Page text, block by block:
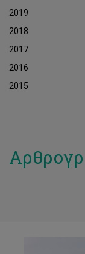
2019
2018
2017
2016
2015